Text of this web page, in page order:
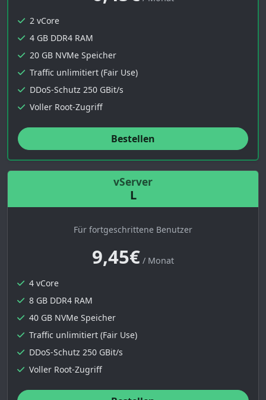
2 vCore
4 GB DDR4 RAM
20 GB NVMe Speicher
Traffic unlimitiert (Fair Use)
DDoS-Schutz 250 GBit/s
Voller Root-Zugriff
Bestellen
vServer
L
Für fortgeschrittene Benutzer
9,45€ / Monat
4 vCore
8 GB DDR4 RAM
40 GB NVMe Speicher
Traffic unlimitiert (Fair Use)
DDoS-Schutz 250 GBit/s
Voller Root-Zugriff